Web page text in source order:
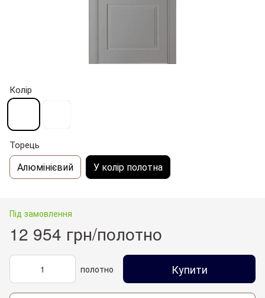
Колір
Торець
Алюмінієвий У колір полотна
Під замовлення
12 954 грн/полотно
полотно Купити